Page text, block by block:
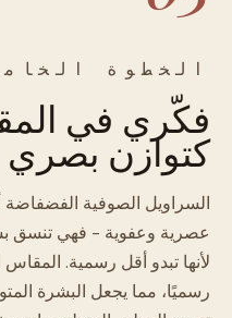
الخطوة
فكّري في
كتوازن بصري
السراويل الصوفية الفضفاضة
عصرية وعفوية - فهي تنسق
لأنها تبدو أقل رسمية.
رسميًا، مما يجعل البشرة